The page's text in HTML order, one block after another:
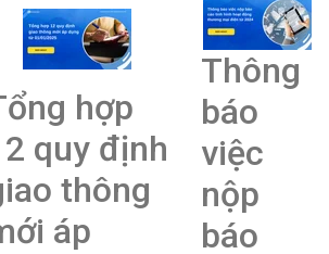
hợp
quy định
thông
áp
Thông
báo
việc
nộp
báo